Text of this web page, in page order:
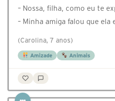
– Nossa, filha, como eu te
– Minha amiga falou que
(Carolina, 7 anos)
Amizade Animais